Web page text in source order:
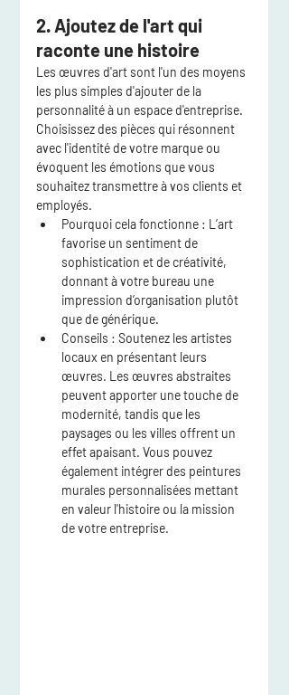
2. Ajoutez de l'art qui
raconte une histoire
Les œuvres d'art sont l'un des moyens
les plus simples d'ajouter de la
personnalité à un espace d'entreprise.
Choisissez des pièces qui résonnent
avec l'identité de votre marque ou
évoquent les émotions que vous
souhaitez transmettre à vos clients et
employés.
Pourquoi cela fonctionne : L’art
favorise un sentiment de
sophistication et de créativité,
donnant à votre bureau une
impression d’organisation plutôt
que de générique.
Conseils : Soutenez les artistes
locaux en présentant leurs
œuvres. Les œuvres abstraites
peuvent apporter une touche de
modernité, tandis que les
paysages ou les villes offrent un
effet apaisant. Vous pouvez
également intégrer des peintures
murales personnalisées mettant
en valeur l'histoire ou la mission
de votre entreprise.